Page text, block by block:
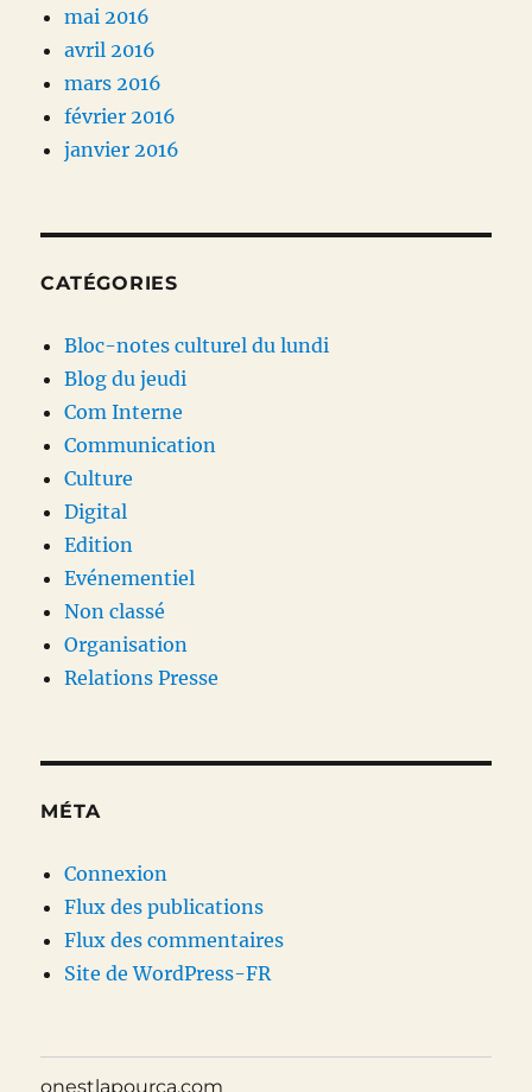
mai 2016
avril 2016
mars 2016
février 2016
janvier 2016
CATÉGORIES
Bloc-notes culturel du lundi
Blog du jeudi
Com Interne
Communication
Culture
Digital
Edition
Evénementiel
Non classé
Organisation
Relations Presse
MÉTA
Connexion
Flux des publications
Flux des commentaires
Site de WordPress-FR
onestlapourca.com